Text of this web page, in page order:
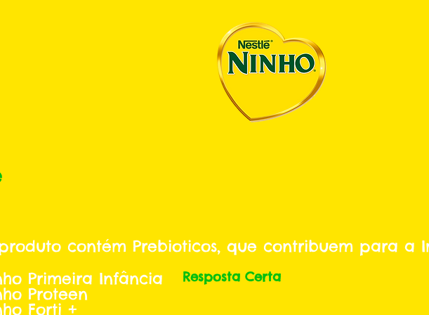
contém Prebioticos, que contribuem para a
Primeira Infância
Proteen
Forti +
Resposta Certa